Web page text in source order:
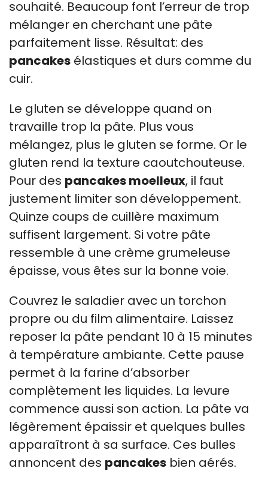
souhaité. Beaucoup font l’erreur de trop
mélanger en cherchant une pâte
parfaitement lisse. Résultat: des
pancakes élastiques et durs comme du
cuir.
Le gluten se développe quand on
travaille trop la pâte. Plus vous
mélangez, plus le gluten se forme. Or le
gluten rend la texture caoutchouteuse.
Pour des pancakes moelleux, il faut
justement limiter son développement.
Quinze coups de cuillère maximum
suffisent largement. Si votre pâte
ressemble à une crème grumeleuse
épaisse, vous êtes sur la bonne voie.
Couvrez le saladier avec un torchon
propre ou du film alimentaire. Laissez
reposer la pâte pendant 10 à 15 minutes
à température ambiante. Cette pause
permet à la farine d’absorber
complètement les liquides. La levure
commence aussi son action. La pâte va
légèrement épaissir et quelques bulles
apparaîtront à sa surface. Ces bulles
annoncent des pancakes bien aérés.